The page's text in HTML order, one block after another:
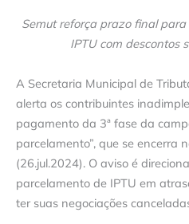
Semut reforça prazo final
IPTU com descontos
A Secretaria Municipal de
alerta os contribuintes
pagamento da 3ª fase da
parcelamento”, que se encerra
(26.jul.2024). O aviso é
parcelamento de IPTU em
ter suas negociações